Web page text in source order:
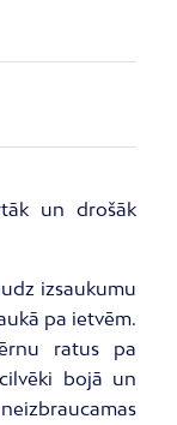
un drošāk
izsaukumu
pa ietvēm.
ratus pa
bojā un